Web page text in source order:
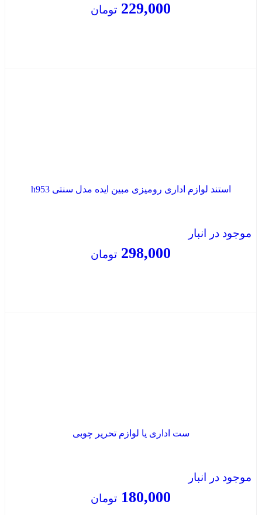
229,000 تومان
استند لوازم اداری رومیزی مبین ایده مدل سنتی h953
موجود در انبار
298,000 تومان
ست اداری یا لوازم تحریر چوبی
موجود در انبار
180,000 تومان